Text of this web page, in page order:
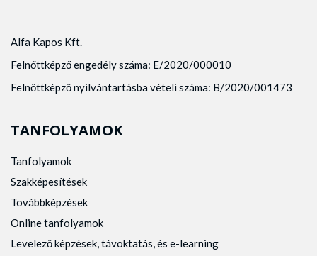
Alfa Kapos Kft.
Felnőttképző engedély száma: E/2020/000010
Felnőttképző nyilvántartásba vételi száma: B/2020/001473
TANFOLYAMOK
Tanfolyamok
Szakképesítések
Továbbképzések
Online tanfolyamok
Levelező képzések, távoktatás, és e-learning